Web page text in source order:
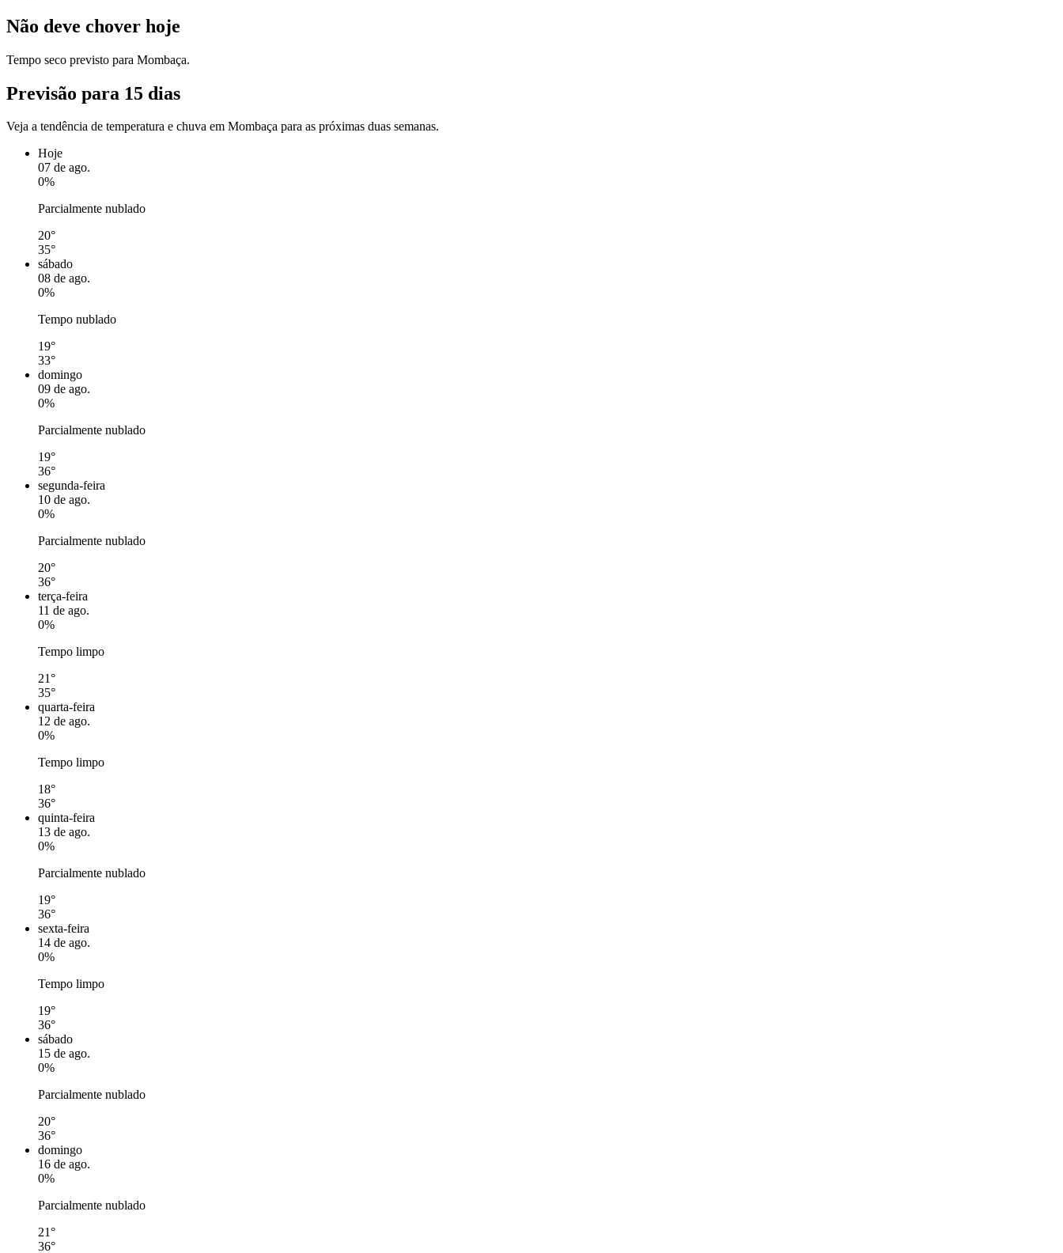
Não deve chover hoje
Tempo seco previsto para Mombaça.
Previsão para 15 dias
Veja a tendência de temperatura e chuva em Mombaça para as próximas duas semanas.
Hoje
07 de ago.
0%
Parcialmente nublado
20°
35°
sábado
08 de ago.
0%
Tempo nublado
19°
33°
domingo
09 de ago.
0%
Parcialmente nublado
19°
36°
segunda-feira
10 de ago.
0%
Parcialmente nublado
20°
36°
terça-feira
11 de ago.
0%
Tempo limpo
21°
35°
quarta-feira
12 de ago.
0%
Tempo limpo
18°
36°
quinta-feira
13 de ago.
0%
Parcialmente nublado
19°
36°
sexta-feira
14 de ago.
0%
Tempo limpo
19°
36°
sábado
15 de ago.
0%
Parcialmente nublado
20°
36°
domingo
16 de ago.
0%
Parcialmente nublado
21°
36°